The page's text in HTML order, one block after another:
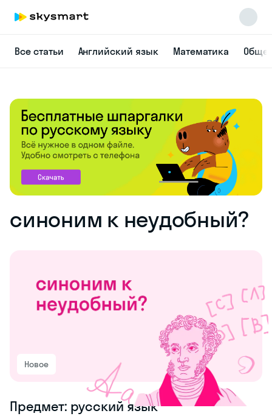
Все статьи Английский язык Математика
синоним к неудобный?
Новое
Предмет: русский язык